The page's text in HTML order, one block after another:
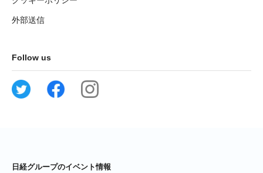
外部送信
Follow us
日経グループのイベント情報